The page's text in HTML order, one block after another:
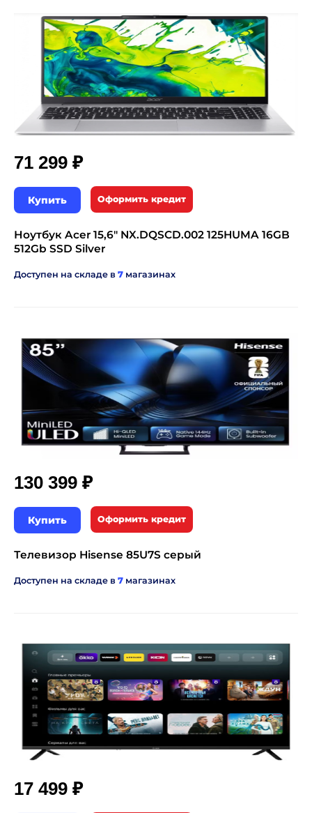
71 299 ₽
Купить Оформить кредит
Ноутбук Acer 15,6" NX.DQSCD.002 125HUMA 16GB
512Gb SSD Silver
Доступен на складе в 7 магазинах
130 399 ₽
Купить Оформить кредит
Телевизор Hisense 85U7S серый
Доступен на складе в 7 магазинах
17 499 ₽